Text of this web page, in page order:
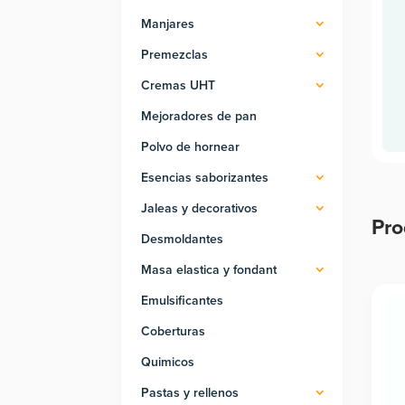
Manjares
Premezclas
Cremas UHT
Mejoradores de pan
Polvo de hornear
Esencias saborizantes
Jaleas y decorativos
Desmoldantes
Masa elastica y fondant
Emulsificantes
Coberturas
Quimicos
Pastas y rellenos